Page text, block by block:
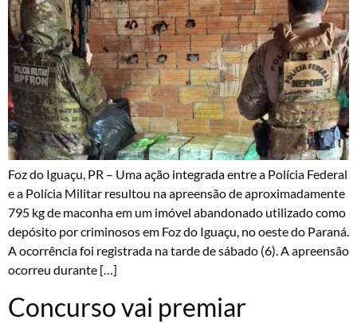
Foz do Iguaçu, PR – Uma ação integrada entre a Polícia Federal
e a Polícia Militar resultou na apreensão de aproximadamente
795 kg de maconha em um imóvel abandonado utilizado como
depósito por criminosos em Foz do Iguaçu, no oeste do Paraná.
A ocorrência foi registrada na tarde de sábado (6). A apreensão
ocorreu durante […]
Concurso vai premiar